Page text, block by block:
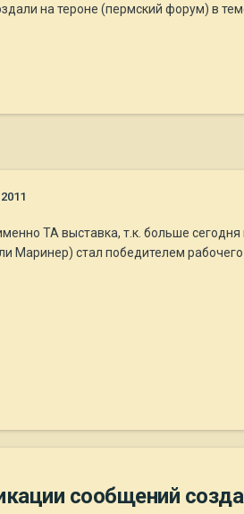
на тероне (пермский форум) в
ТА выставка, т.к. больше
Маринер) стал победителем
сообщений